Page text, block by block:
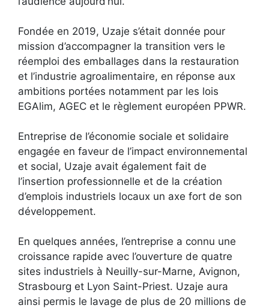
Fondée en 2019, Uzaje s’était donnée pour
mission d’accompagner la transition vers le
réemploi des emballages dans la restauration
et l’industrie agroalimentaire, en réponse aux
ambitions portées notamment par les lois
EGAlim, AGEC et le règlement européen PPWR.
Entreprise de l’économie sociale et solidaire
engagée en faveur de l’impact environnemental
et social, Uzaje avait également fait de
l’insertion professionnelle et de la création
d’emplois industriels locaux un axe fort de son
développement.
En quelques années, l’entreprise a connu une
croissance rapide avec l’ouverture de quatre
sites industriels à Neuilly-sur-Marne, Avignon,
Strasbourg et Lyon Saint-Priest. Uzaje aura
ainsi permis le lavage de plus de 20 millions de